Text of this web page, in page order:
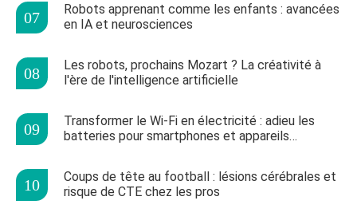
Robots apprenant comme les enfants : avancées
en IA et neurosciences
Les robots, prochains Mozart ? La créativité à
l'ère de l'intelligence artificielle
Transformer le Wi-Fi en électricité : adieu les
batteries pour smartphones et appareils
Coups de tête au football : lésions cérébrales et
risque de CTE chez les pros